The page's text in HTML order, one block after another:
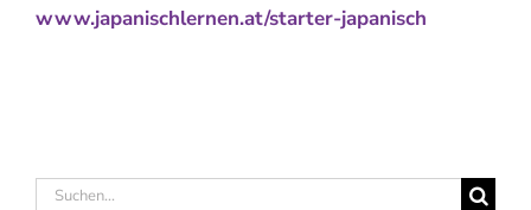
www.japanischlernen.at/starter-japanisch
Suche